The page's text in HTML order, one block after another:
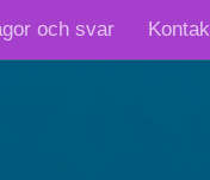
och svar